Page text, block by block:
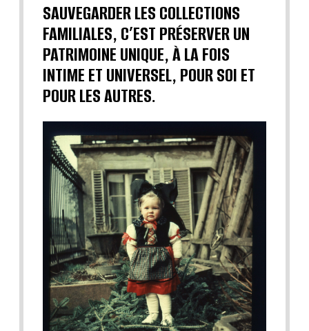
SAUVEGARDER LES COLLECTIONS
FAMILIALES, C’EST PRÉSERVER UN
PATRIMOINE UNIQUE, À LA FOIS
INTIME ET UNIVERSEL, POUR SOI ET
POUR LES AUTRES.